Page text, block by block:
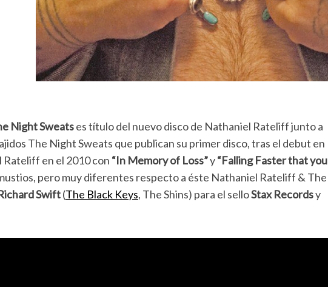
Night Sweatses título del nuevo disco de Nathaniel Rateliff junto a
The Night Sweats que publican su primer disco, tras el debut en
en el 2010 con “In Memory of Loss”y“Falling Faster that you
pero muy diferentes respecto a éste Nathaniel Rateliff & The
Swift(The Black Keys, The Shins) para el selloStax Recordsy